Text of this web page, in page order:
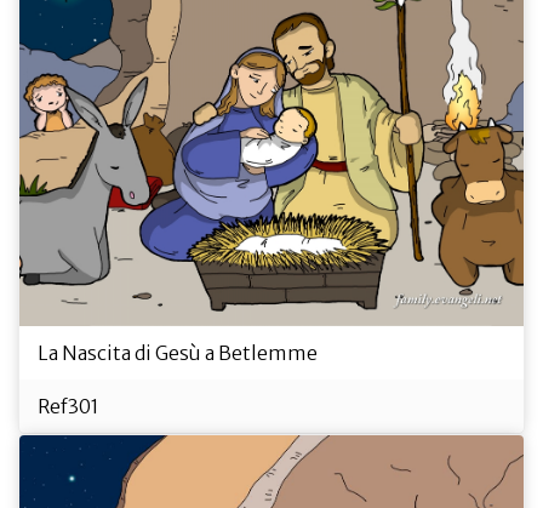
La Nascita di Gesù a Betlemme
Ref301